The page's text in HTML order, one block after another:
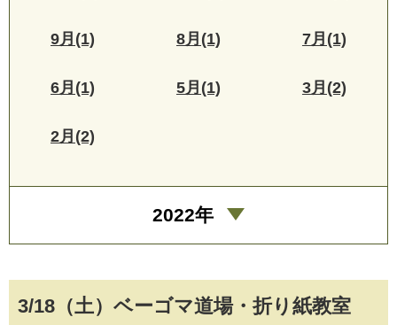
3/18（土）ベーゴマ道場・折り紙教室
9月(1) 8月(1) 7月(1)
6月(1) 5月(1) 3月(2)
2月(2)
2022年